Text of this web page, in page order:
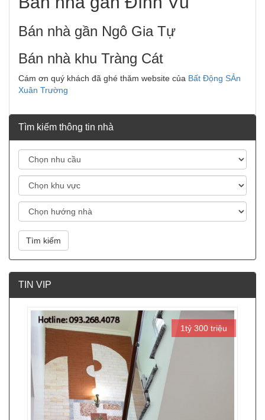
Bán nhà gần Ngô Gia Tự
Bán nhà khu Tràng Cát
Cám ơn quý khách đã ghé thăm website của Bất Động SẢn
Xuân Trường
Tìm kiếm thông tin nhà
Tìm kiếm
TIN VIP
1tỷ 300 triệu